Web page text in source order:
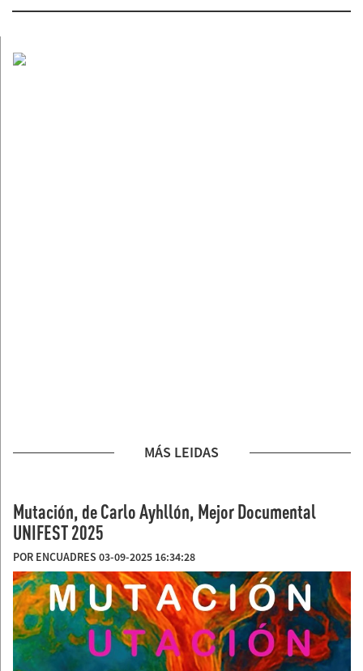
MÁS LEIDAS
Mutación, de Carlo Ayhllón, Mejor Documental
UNIFEST 2025
POR ENCUADRES 03-09-2025 16:34:28